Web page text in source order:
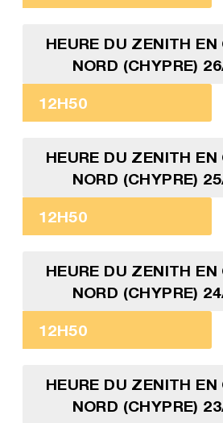
HEURE DU ZENITH EN
NORD (CHYPRE)
12H50
HEURE DU ZENITH EN
NORD (CHYPRE)
12H50
HEURE DU ZENITH EN
NORD (CHYPRE)
12H50
HEURE DU ZENITH EN
NORD (CHYPRE)